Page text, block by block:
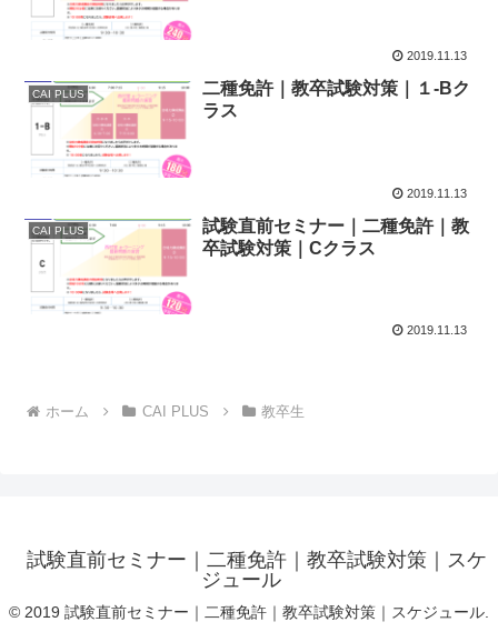
2019.11.13
CAI PLUS
二種免許｜教卒試験対策｜１-Bク
ラス
2019.11.13
CAI PLUS
試験直前セミナー｜二種免許｜教
卒試験対策｜Cクラス
2019.11.13
ホーム CAI PLUS 教卒生
試験直前セミナー｜二種免許｜教卒試験対策｜スケ
ジュール
© 2019 試験直前セミナー｜二種免許｜教卒試験対策｜スケジュール.